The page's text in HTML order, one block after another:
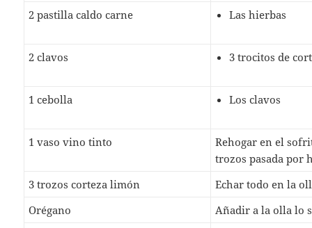
2 pastilla caldo carne Las hierbas
2 clavos 3 trocitos de
1 cebolla Los clavos
1 vaso vino tinto
Rehogar en el
trozos pasada por
3 trozos corteza limón
Echar todo en la
Orégano
Añadir a la olla lo